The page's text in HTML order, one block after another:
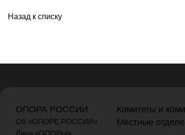
Назад к списку
ОПОРА РОССИИ
Об «ОПОРЕ РОССИИ»
Лица «ОПОРЫ»
Комитеты и
Местные